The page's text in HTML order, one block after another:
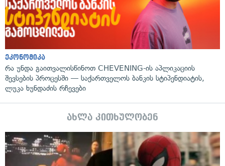
ეკონომიკა
რა უნდა გაითვალისწინოთ CHEVENING-ის აპლიკაციის
შევსების პროცესში — საქართველოს ბანკის სტიპენდიატის,
ლუკა ხუნდაძის რჩევები
ახლა კითხულობენ